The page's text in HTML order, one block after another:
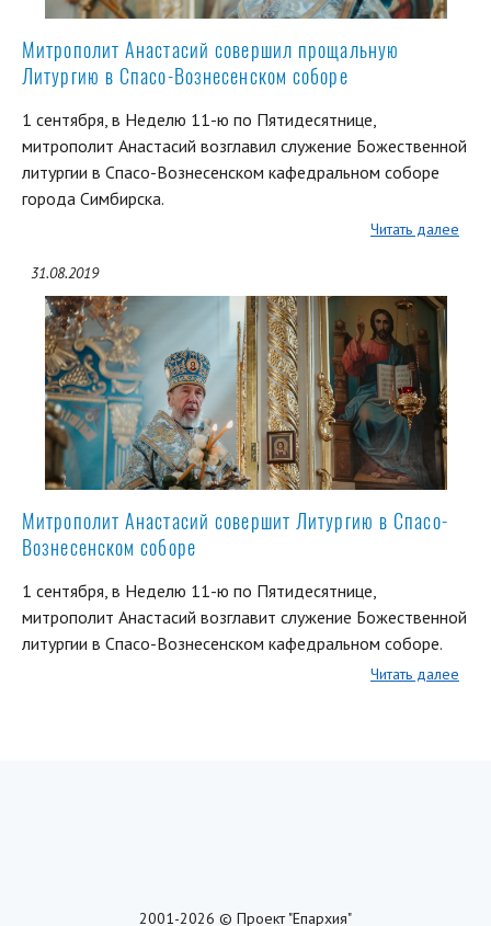
Митрополит Анастасий совершил прощальную
Литургию в Спасо-Вознесенском соборе
1 сентября, в Неделю 11-ю по Пятидесятнице,
митрополит Анастасий возглавил служение Божественной
литургии в Спасо-Вознесенском кафедральном соборе
города Симбирска.
Читать далее
31.08.2019
Митрополит Анастасий совершит Литургию в Спасо-
Вознесенском соборе
1 сентября, в Неделю 11-ю по Пятидесятнице,
митрополит Анастасий возглавит служение Божественной
литургии в Спасо-Вознесенском кафедральном соборе.
Читать далее
2001-2026 © Проект "Епархия"